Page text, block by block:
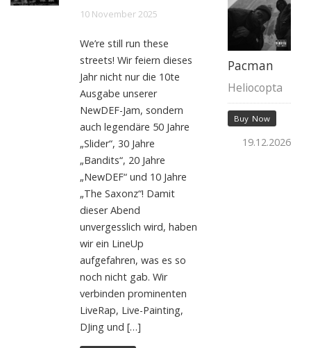
10 November 2025
We’re still run these
streets! Wir feiern dieses
Jahr nicht nur die 10te
Ausgabe unserer
NewDEF-Jam, sondern
auch legendäre 50 Jahre
„Slider“, 30 Jahre
„Bandits“, 20 Jahre
„NewDEF“ und 10 Jahre
„The Saxonz“! Damit
dieser Abend
unvergesslich wird, haben
wir ein LineUp
aufgefahren, was es so
noch nicht gab. Wir
verbinden prominenten
LiveRap, Live-Painting,
DJing und […]
Pacman
Heliocopta
Buy Now
19.12.2026